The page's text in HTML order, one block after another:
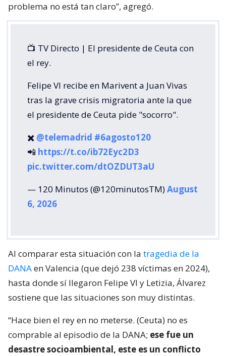
problema no está tan claro”, agregó.
📺 TV Directo | El presidente de Ceuta con
el rey.
Felipe VI recibe en Marivent a Juan Vivas
tras la grave crisis migratoria ante la que
el presidente de Ceuta pide "socorro".
✖️ @telemadrid #6agosto120
📲 https://t.co/ib72Eyc2D3
pic.twitter.com/dtOZDUT3aU
— 120 Minutos (@120minutosTM)August
6, 2026
Al comparar esta situación con la tragedia de la
DANAen Valencia (que dejó 238 víctimas en 2024),
hasta donde sí llegaron Felipe VI y Letizia, Álvarez
sostiene que las situaciones son muy distintas.
“Hace bien el rey en no meterse. (Ceuta) no es
comprable al episodio de la DANA; ese fue un
desastre socioambiental, este es un conflicto